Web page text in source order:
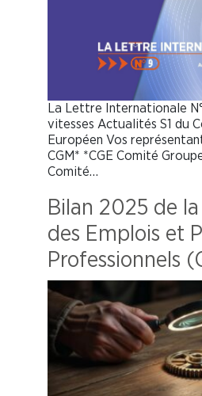
La Lettre Internationale
vitesses Actualités S1 du
Européen Vos
CGM* *CGE Comité
Comité…
Bilan 2025 de
des Emplois et
Professionnels